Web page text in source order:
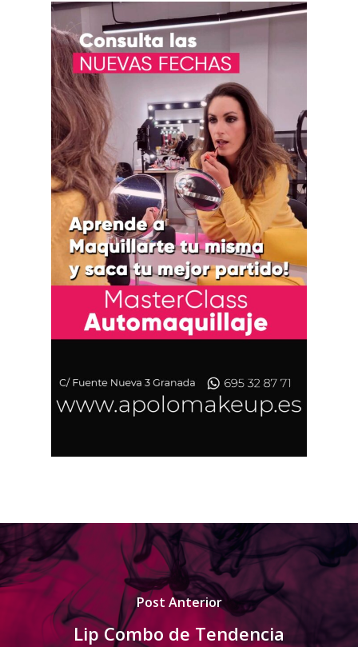
Post Anterior
Lip Combo de Tendencia